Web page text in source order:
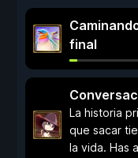
final
La historia
que sacar
la vida. Has